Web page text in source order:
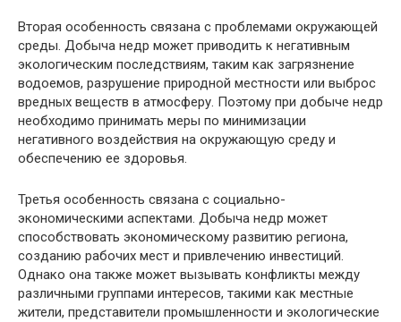
Вторая особенность связана с проблемами окружающей
среды. Добыча недр может приводить к негативным
экологическим последствиям, таким как загрязнение
водоемов, разрушение природной местности или выброс
вредных веществ в атмосферу. Поэтому при добыче недр
необходимо принимать меры по минимизации
негативного воздействия на окружающую среду и
обеспечению ее здоровья.
Третья особенность связана с социально-
экономическими аспектами. Добыча недр может
способствовать экономическому развитию региона,
созданию рабочих мест и привлечению инвестиций.
Однако она также может вызывать конфликты между
различными группами интересов, такими как местные
жители, представители промышленности и экологические